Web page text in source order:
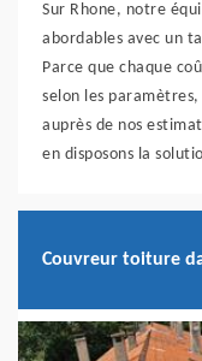
Sur Rhone, notre
abordables avec un
Parce que chaque
selon les
auprès de nos
en disposons la
Couvreur toiture